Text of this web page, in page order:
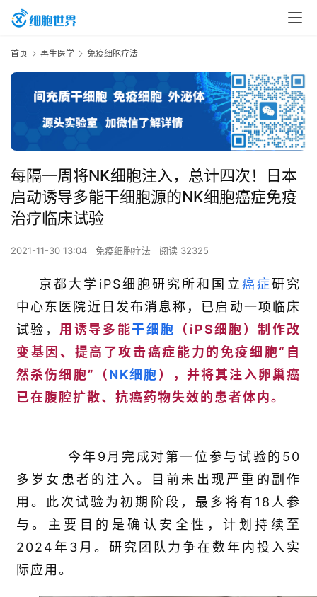
首页 再生医学 免疫细胞疗法
每隔一周将NK细胞注入，总计四次！日本
启动诱导多能干细胞源的NK细胞癌症免疫
治疗临床试验
2021-11-30 13:04 免疫细胞疗法 阅读 32325
京都大学iPS细胞研究所和国立癌症研究
中心东医院近日发布消息称，已启动一项临床
试验， 用诱导多能干细胞
（iPS细胞）制作改
变基因、提高了攻击癌症能力的免疫细胞“自
然杀伤细胞”（NK细胞），并将其注入卵巢癌
已在腹腔扩散、抗癌药物失效的患者体内。
今年9月完成对第一位参与试验的50
多岁女患者的注入。目前未出现严重的副作
用。此次试验为初期阶段，最多将有18人参
与。主要目的是确认安全性，计划持续至
2024年3月。研究团队力争在数年内投入实
际应用。